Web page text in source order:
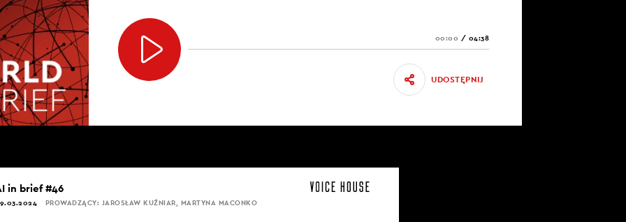
00:00 / 04:38
UDOSTĘPNIJ
in brief #46
PROWADZĄCY: JAROSŁAW KUŹNIAR, MARTYNA MACONKO